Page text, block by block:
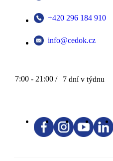
+420 296 184 910
info@cedok.cz
7:00 - 21:00 / 7 dní v týdnu